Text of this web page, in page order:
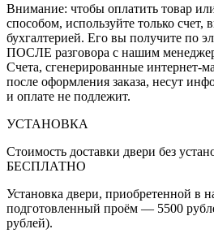
Внимание: чтобы оплатить товар
способом, используйте только счет,
бухгалтерией. Его вы получите по
ПОСЛЕ разговора с нашим
Счета, сгенерированные интернет-
после оформления заказа, несут
и оплате не подлежит.
УСТАНОВКА
Стоимость доставки двери без
БЕСПЛАТНО
Установка двери, приобретенной в
подготовленный проём — 5500
рублей).